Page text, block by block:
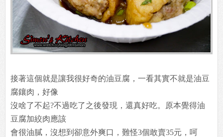
接著這個就是讓我很好奇的油豆腐，一看其實不就是油豆
腐鑲肉，好像
沒啥了不起?不過吃了之後發現，還真好吃。原本覺得油
豆腐加絞肉應該
會很油膩，沒想到卻意外爽口，難怪3個敢賣35元，呵